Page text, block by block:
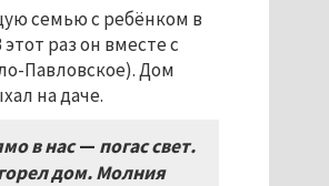
семью с ребёнком в
раз он вместе с
Павловское). Дом
на даче.
в нас— погас свет.
дом. Молния